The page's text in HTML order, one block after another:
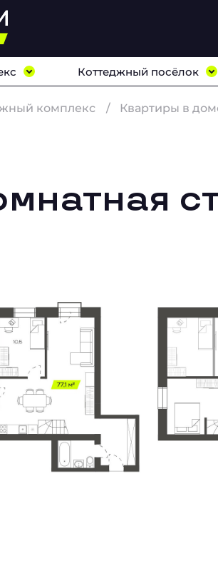
Коттеджный посёлок
комплекс Квартиры в